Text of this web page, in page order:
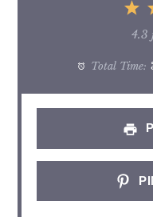
1
4.3
Total Time: